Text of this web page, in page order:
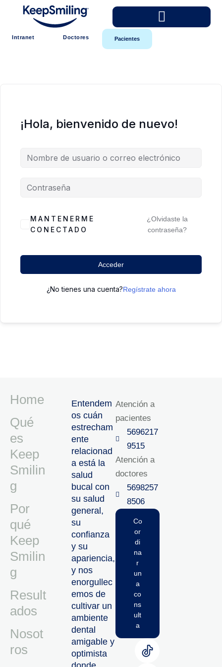
Intranet Doctores Pacientes
¡Hola, bienvenido de nuevo!
MANTENERME
CONECTADO
¿Olvidaste la
contraseña?
Acceder
¿No tienes una cuenta?Regístrate ahora
Home
Qué
es
Keep
Smilin
g
Por
qué
Keep
Smilin
g
Result
ados
Nosot
ros
Entendem
os cuán
estrecham
ente
relacionad
a está la
salud
bucal con
su salud
general,
su
confianza
y su
apariencia,
y nos
enorgullec
emos de
cultivar un
ambiente
dental
amigable y
optimista
Atención a
pacientes
5696217
9515‬
Atención a
doctores
5698257
8506‬
Co
or
di
na
r
un
a
co
ns
ult
a